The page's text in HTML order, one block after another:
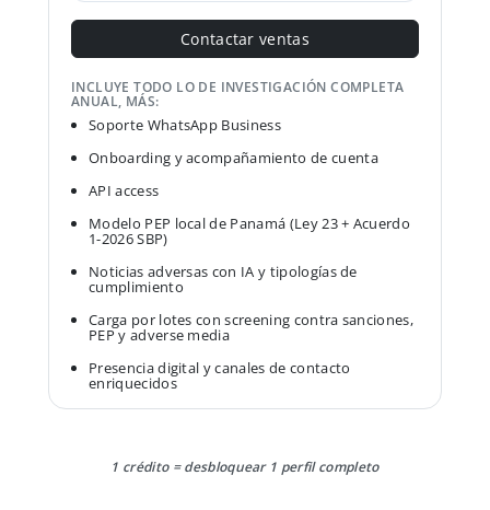
Contactar ventas
INCLUYE TODO LO DE INVESTIGACIÓN COMPLETA
ANUAL, MÁS:
Soporte WhatsApp Business
Onboarding y acompañamiento de cuenta
API access
Modelo PEP local de Panamá (Ley 23 + Acuerdo
1-2026 SBP)
Noticias adversas con IA y tipologías de
cumplimiento
Carga por lotes con screening contra sanciones,
PEP y adverse media
Presencia digital y canales de contacto
enriquecidos
1 crédito = desbloquear 1 perfil completo